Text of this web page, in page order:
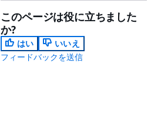
このページは役に立ちました
か?
はい
いいえ
フィードバックを送信